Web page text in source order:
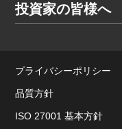
投資家の皆様へ
プライバシーポリシー
品質方針
ISO 27001 基本方針